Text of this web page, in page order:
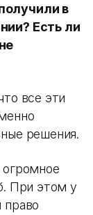
в
Есть ли
все эти
решения.
огромное
При этом у
право